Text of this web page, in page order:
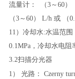
流量计： （3～60）
（3～60） L/h 或 （
11）冷却水:水温范
0.1MPa，冷却水电阻
3.2扫描分光器
1） 光路：
Czerny